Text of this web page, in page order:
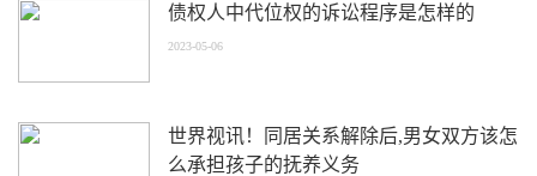
债权人中代位权的诉讼程序是怎样的
2023-05-06
世界视讯！同居关系解除后,男女双方该怎
么承担孩子的抚养义务